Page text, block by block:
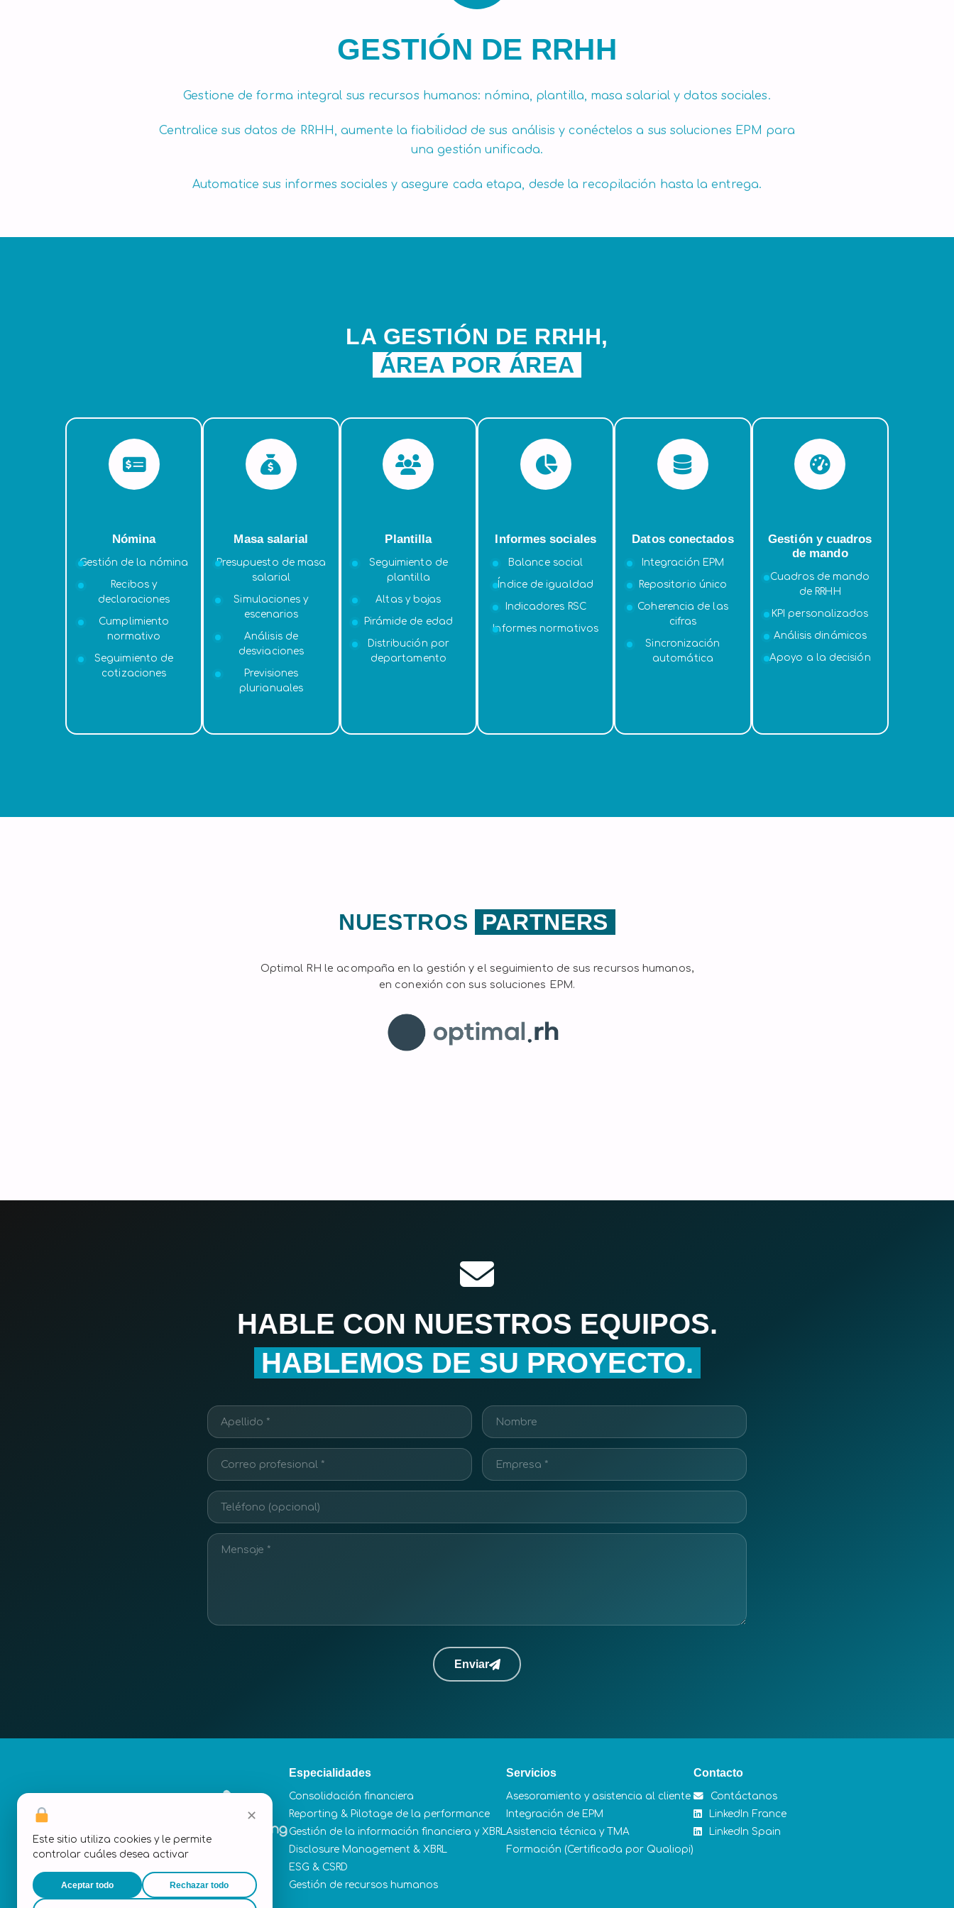
GESTIÓN DE RRHH
Gestione de forma integral sus recursos humanos: nómina, plantilla, masa salarial y datos sociales.
Centralice sus datos de RRHH, aumente la fiabilidad de sus análisis y conéctelos a sus soluciones EPM para
una gestión unificada.
Automatice sus informes sociales y asegure cada etapa, desde la recopilación hasta la entrega.
LA GESTIÓN DE RRHH,
ÁREA POR ÁREA
Nómina
Gestión de la nómina
Recibos y
declaraciones
Cumplimiento
normativo
Seguimiento de
cotizaciones
Masa salarial
Presupuesto de masa
salarial
Simulaciones y
escenarios
Análisis de
desviaciones
Previsiones
plurianuales
Plantilla
Seguimiento de
plantilla
Altas y bajas
Pirámide de edad
Distribución por
departamento
Informes sociales
Balance social
Índice de igualdad
Indicadores RSC
Informes normativos
Datos conectados
Integración EPM
Repositorio único
Coherencia de las
cifras
Sincronización
automática
Gestión y cuadros
de mando
Cuadros de mando
de RRHH
KPI personalizados
Análisis dinámicos
Apoyo a la decisión
NUESTROS PARTNERS
Optimal RH le acompaña en la gestión y el seguimiento de sus recursos humanos,
en conexión con sus soluciones EPM.
HABLE CON NUESTROS EQUIPOS.
HABLEMOS DE SU PROYECTO.
Enviar
✕
Este sitio utiliza cookies y le permite
controlar cuáles desea activar
Aceptar todo Rechazar todo
Especialidades
Consolidación financiera
Reporting & Pilotage de la performance
Gestión de la información financiera y XBRL
Disclosure Management & XBRL
ESG & CSRD
Gestión de recursos humanos
Servicios
Asesoramiento y asistencia al cliente
Integración de EPM
Asistencia técnica y TMA
Formación (Certificada por Qualiopi)
Contacto
Contáctanos
LinkedIn France
LinkedIn Spain